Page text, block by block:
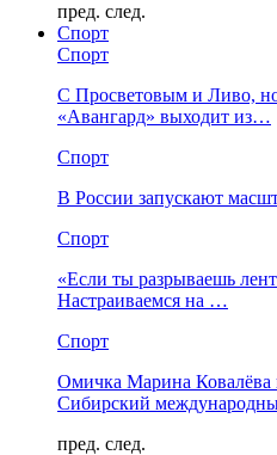
пред. след.
Спорт
Спорт
С Просветовым и Ливо,
«Авангард» выходит из…
Спорт
В России запускают
Спорт
«Если ты разрываешь
Настраиваемся на …
Спорт
Омичка Марина Ковалёва
Сибирский
пред. след.